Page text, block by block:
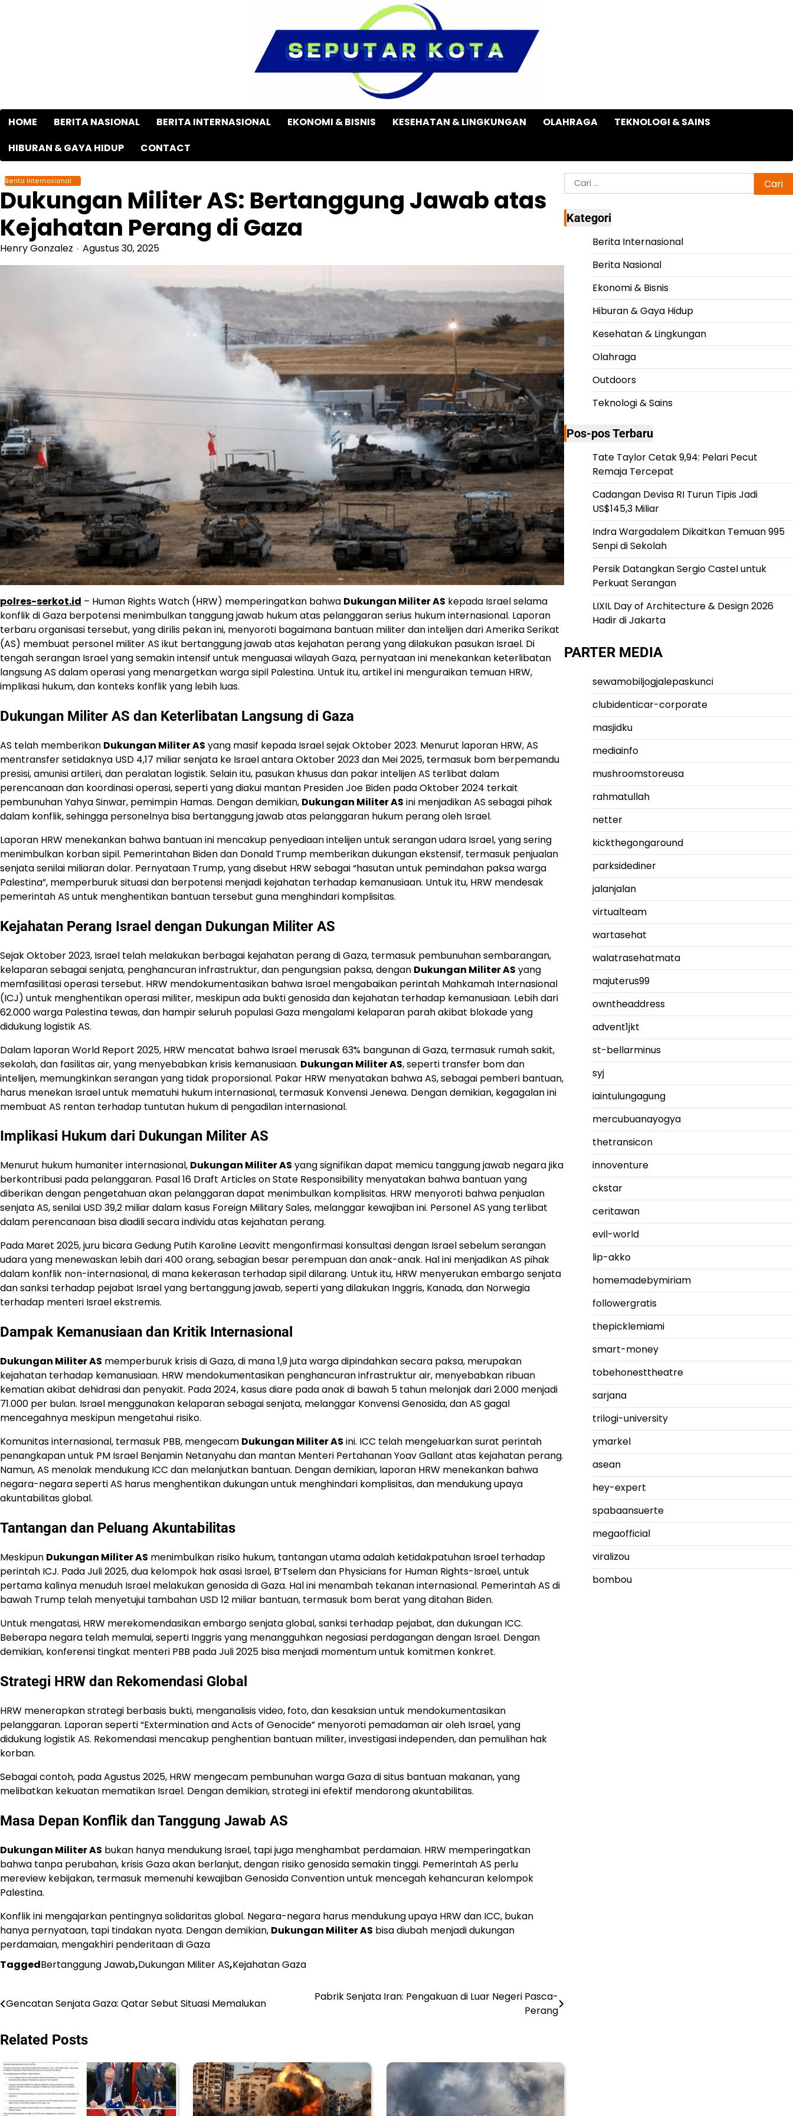
HOME BERITA NASIONAL BERITA INTERNASIONAL EKONOMI & BISNIS KESEHATAN & LINGKUNGAN OLAHRAGA
TEKNOLOGI & SAINS
HIBURAN & GAYA HIDUP
CONTACT
Berita Internasional
Dukungan Militer AS: Bertanggung Jawab atas
Kejahatan Perang di Gaza
Henry Gonzalez Agustus 30, 2025
polres-serkot.id – Human Rights Watch (HRW) memperingatkan bahwa Dukungan Militer AS kepada Israel selama
konflik di Gaza berpotensi menimbulkan tanggung jawab hukum atas pelanggaran serius hukum internasional. Laporan
terbaru organisasi tersebut, yang dirilis pekan ini, menyoroti bagaimana bantuan militer dan intelijen dari Amerika Serikat
(AS) membuat personel militer AS ikut bertanggung jawab atas kejahatan perang yang dilakukan pasukan Israel. Di
tengah serangan Israel yang semakin intensif untuk menguasai wilayah Gaza, pernyataan ini menekankan keterlibatan
langsung AS dalam operasi yang menargetkan warga sipil Palestina. Untuk itu, artikel ini menguraikan temuan HRW,
implikasi hukum, dan konteks konflik yang lebih luas.
Dukungan Militer AS dan Keterlibatan Langsung di Gaza
AS telah memberikan Dukungan Militer AS yang masif kepada Israel sejak Oktober 2023. Menurut laporan HRW, AS
mentransfer setidaknya USD 4,17 miliar senjata ke Israel antara Oktober 2023 dan Mei 2025, termasuk bom berpemandu
presisi, amunisi artileri, dan peralatan logistik. Selain itu, pasukan khusus dan pakar intelijen AS terlibat dalam
perencanaan dan koordinasi operasi, seperti yang diakui mantan Presiden Joe Biden pada Oktober 2024 terkait
pembunuhan Yahya Sinwar, pemimpin Hamas. Dengan demikian, Dukungan Militer AS ini menjadikan AS sebagai pihak
dalam konflik, sehingga personelnya bisa bertanggung jawab atas pelanggaran hukum perang oleh Israel.
Laporan HRW menekankan bahwa bantuan ini mencakup penyediaan intelijen untuk serangan udara Israel, yang sering
menimbulkan korban sipil. Pemerintahan Biden dan Donald Trump memberikan dukungan ekstensif, termasuk penjualan
senjata senilai miliaran dolar. Pernyataan Trump, yang disebut HRW sebagai “hasutan untuk pemindahan paksa warga
Palestina”, memperburuk situasi dan berpotensi menjadi kejahatan terhadap kemanusiaan. Untuk itu, HRW mendesak
pemerintah AS untuk menghentikan bantuan tersebut guna menghindari komplisitas.
Kejahatan Perang Israel dengan Dukungan Militer AS
Sejak Oktober 2023, Israel telah melakukan berbagai kejahatan perang di Gaza, termasuk pembunuhan sembarangan,
kelaparan sebagai senjata, penghancuran infrastruktur, dan pengungsian paksa, dengan Dukungan Militer AS yang
memfasilitasi operasi tersebut. HRW mendokumentasikan bahwa Israel mengabaikan perintah Mahkamah Internasional
(ICJ) untuk menghentikan operasi militer, meskipun ada bukti genosida dan kejahatan terhadap kemanusiaan. Lebih dari
62.000 warga Palestina tewas, dan hampir seluruh populasi Gaza mengalami kelaparan parah akibat blokade yang
didukung logistik AS.
Dalam laporan World Report 2025, HRW mencatat bahwa Israel merusak 63% bangunan di Gaza, termasuk rumah sakit,
sekolah, dan fasilitas air, yang menyebabkan krisis kemanusiaan. Dukungan Militer AS, seperti transfer bom dan
intelijen, memungkinkan serangan yang tidak proporsional. Pakar HRW menyatakan bahwa AS, sebagai pemberi bantuan,
harus menekan Israel untuk mematuhi hukum internasional, termasuk Konvensi Jenewa. Dengan demikian, kegagalan ini
membuat AS rentan terhadap tuntutan hukum di pengadilan internasional.
Implikasi Hukum dari Dukungan Militer AS
Menurut hukum humaniter internasional, Dukungan Militer AS yang signifikan dapat memicu tanggung jawab negara jika
berkontribusi pada pelanggaran. Pasal 16 Draft Articles on State Responsibility menyatakan bahwa bantuan yang
diberikan dengan pengetahuan akan pelanggaran dapat menimbulkan komplisitas. HRW menyoroti bahwa penjualan
senjata AS, senilai USD 39,2 miliar dalam kasus Foreign Military Sales, melanggar kewajiban ini. Personel AS yang terlibat
dalam perencanaan bisa diadili secara individu atas kejahatan perang.
Pada Maret 2025, juru bicara Gedung Putih Karoline Leavitt mengonfirmasi konsultasi dengan Israel sebelum serangan
udara yang menewaskan lebih dari 400 orang, sebagian besar perempuan dan anak-anak. Hal ini menjadikan AS pihak
dalam konflik non-internasional, di mana kekerasan terhadap sipil dilarang. Untuk itu, HRW menyerukan embargo senjata
dan sanksi terhadap pejabat Israel yang bertanggung jawab, seperti yang dilakukan Inggris, Kanada, dan Norwegia
terhadap menteri Israel ekstremis.
Dampak Kemanusiaan dan Kritik Internasional
Dukungan Militer AS memperburuk krisis di Gaza, di mana 1,9 juta warga dipindahkan secara paksa, merupakan
kejahatan terhadap kemanusiaan. HRW mendokumentasikan penghancuran infrastruktur air, menyebabkan ribuan
kematian akibat dehidrasi dan penyakit. Pada 2024, kasus diare pada anak di bawah 5 tahun melonjak dari 2.000 menjadi
71.000 per bulan. Israel menggunakan kelaparan sebagai senjata, melanggar Konvensi Genosida, dan AS gagal
mencegahnya meskipun mengetahui risiko.
Komunitas internasional, termasuk PBB, mengecam Dukungan Militer AS ini. ICC telah mengeluarkan surat perintah
penangkapan untuk PM Israel Benjamin Netanyahu dan mantan Menteri Pertahanan Yoav Gallant atas kejahatan perang.
Namun, AS menolak mendukung ICC dan melanjutkan bantuan. Dengan demikian, laporan HRW menekankan bahwa
negara-negara seperti AS harus menghentikan dukungan untuk menghindari komplisitas, dan mendukung upaya
akuntabilitas global.
Tantangan dan Peluang Akuntabilitas
Meskipun Dukungan Militer AS menimbulkan risiko hukum, tantangan utama adalah ketidakpatuhan Israel terhadap
perintah ICJ. Pada Juli 2025, dua kelompok hak asasi Israel, B’Tselem dan Physicians for Human Rights-Israel, untuk
pertama kalinya menuduh Israel melakukan genosida di Gaza. Hal ini menambah tekanan internasional. Pemerintah AS di
bawah Trump telah menyetujui tambahan USD 12 miliar bantuan, termasuk bom berat yang ditahan Biden.
Untuk mengatasi, HRW merekomendasikan embargo senjata global, sanksi terhadap pejabat, dan dukungan ICC.
Beberapa negara telah memulai, seperti Inggris yang menangguhkan negosiasi perdagangan dengan Israel. Dengan
demikian, konferensi tingkat menteri PBB pada Juli 2025 bisa menjadi momentum untuk komitmen konkret.
Strategi HRW dan Rekomendasi Global
HRW menerapkan strategi berbasis bukti, menganalisis video, foto, dan kesaksian untuk mendokumentasikan
pelanggaran. Laporan seperti “Extermination and Acts of Genocide” menyoroti pemadaman air oleh Israel, yang
didukung logistik AS. Rekomendasi mencakup penghentian bantuan militer, investigasi independen, dan pemulihan hak
korban.
Sebagai contoh, pada Agustus 2025, HRW mengecam pembunuhan warga Gaza di situs bantuan makanan, yang
melibatkan kekuatan mematikan Israel. Dengan demikian, strategi ini efektif mendorong akuntabilitas.
Masa Depan Konflik dan Tanggung Jawab AS
Dukungan Militer AS bukan hanya mendukung Israel, tapi juga menghambat perdamaian. HRW memperingatkan
bahwa tanpa perubahan, krisis Gaza akan berlanjut, dengan risiko genosida semakin tinggi. Pemerintah AS perlu
mereview kebijakan, termasuk memenuhi kewajiban Genosida Convention untuk mencegah kehancuran kelompok
Palestina.
Konflik ini mengajarkan pentingnya solidaritas global. Negara-negara harus mendukung upaya HRW dan ICC, bukan
hanya pernyataan, tapi tindakan nyata. Dengan demikian, Dukungan Militer AS bisa diubah menjadi dukungan
perdamaian, mengakhiri penderitaan di Gaza
TaggedBertanggung Jawab,Dukungan Militer AS,Kejahatan Gaza
Navigasi
Gencatan Senjata Gaza: Qatar Sebut Situasi Memalukan
Pabrik Senjata Iran: Pengakuan di Luar Negeri Pasca-
Perang
Related Posts
Cari
untuk:
Kategori
Berita Internasional
Berita Nasional
Ekonomi & Bisnis
Hiburan & Gaya Hidup
Kesehatan & Lingkungan
Olahraga
Outdoors
Teknologi & Sains
Pos-pos Terbaru
Tate Taylor Cetak 9,94: Pelari Pecut
Remaja Tercepat
Cadangan Devisa RI Turun Tipis Jadi
US$145,3 Miliar
Indra Wargadalem Dikaitkan Temuan 995
Senpi di Sekolah
Persik Datangkan Sergio Castel untuk
Perkuat Serangan
LIXIL Day of Architecture & Design 2026
Hadir di Jakarta
PARTER MEDIA
sewamobiljogjalepaskunci
clubidenticar-corporate
masjidku
mediainfo
mushroomstoreusa
rahmatullah
netter
kickthegongaround
parksidediner
jalanjalan
virtualteam
wartasehat
walatrasehatmata
majuterus99
owntheaddress
advent1jkt
st-bellarminus
syj
iaintulungagung
mercubuanayogya
thetransicon
innoventure
ckstar
ceritawan
evil-world
lip-akko
homemadebymiriam
followergratis
thepicklemiami
smart-money
tobehonesttheatre
sarjana
trilogi-university
ymarkel
asean
hey-expert
spabaansuerte
megaofficial
viralizou
bombou